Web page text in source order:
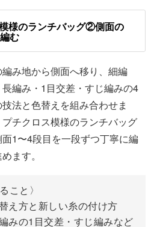
02:46
06:47
12:48
様のランチバッグ②側面の
む
編み地から側面へ移り、細編
編み・1目交差・すじ編みの4
法と色替えを組み合わせま
チクロス模様のランチバッグ
1〜4段目を一段ずつ丁寧に編
ます。
こと〉
え方と新しい糸の付け方
みの1目交差・すじ編みなど